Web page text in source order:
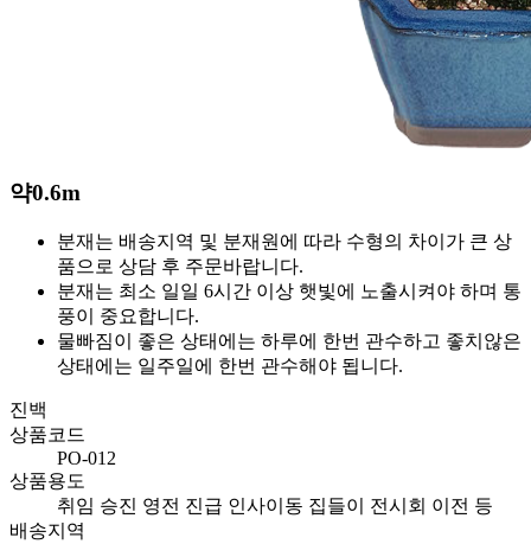
약0.6m
분재는 배송지역 및 분재원에 따라 수형의 차이가 큰 상
품으로 상담 후 주문바랍니다.
분재는 최소 일일 6시간 이상 햇빛에 노출시켜야 하며 통
풍이 중요합니다.
물빠짐이 좋은 상태에는 하루에 한번 관수하고 좋치않은
상태에는 일주일에 한번 관수해야 됩니다.
진백
상품코드
PO-012
상품용도
취임 승진 영전 진급 인사이동 집들이 전시회 이전 등
배송지역